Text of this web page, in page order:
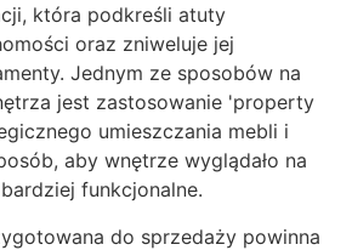
która podkreśli atuty
oraz zniweluje jej
Jednym ze sposobów na
jest zastosowanie 'property
umieszczania mebli i
aby wnętrze wyglądało na
funkcjonalne.
do sprzedaży powinna